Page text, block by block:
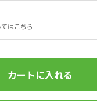
はこちら
カートに入れる